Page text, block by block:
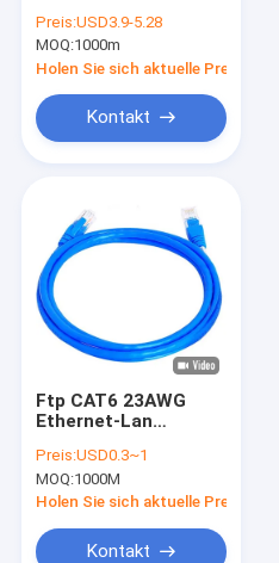
Netz-IP68 3m mit
Verbindungsstück-
Faser-Optik
Preis:USD3.9-5.28
MOQ:1000m
Holen Sie sich aktuelle Preis
Kontakt
Ftp CAT6 23AWG
Ethernet-Lan
Cord-2M 3M 5M 10M
Blue Rj 45 Utp
Preis:USD0.3~1
MOQ:1000M
Holen Sie sich aktuelle Preis
Kontakt